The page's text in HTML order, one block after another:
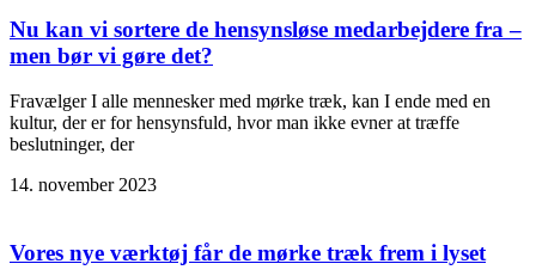
Nu kan vi sortere de hensynsløse medarbejdere fra –
men bør vi gøre det?
Fravælger I alle mennesker med mørke træk, kan I ende med en
kultur, der er for hensynsfuld, hvor man ikke evner at træffe
beslutninger, der
14. november 2023
Vores nye værktøj får de mørke træk frem i lyset